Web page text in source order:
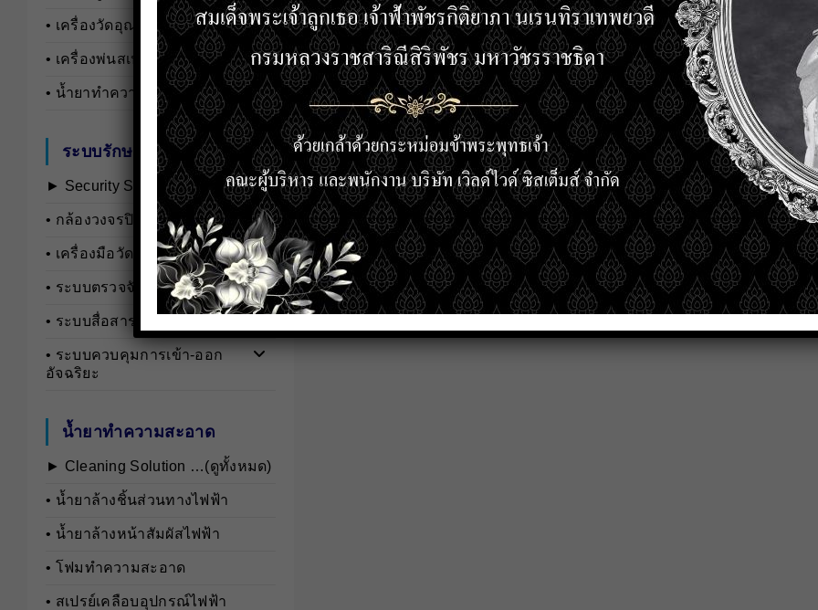
• เครื่องวัดอุณหภูมิ
• เครื่องพ่นสเปรย์
• น้ำยาทำความสะอาดเชื้อโรค
ระบบรักษาความปลอดภัย
► Security Systems …(ดูทั้งหมด)
• กล้องวงจรปิดและอุปกรณ์เสริม
• เครื่องมือวัดอุตสาหกรรม
• ระบบตรวจจับและวิเคราะห์บุคคล
• ระบบสื่อสารและอินเตอร์คอม
• ระบบควบคุมการเข้า-ออก
อัจฉริยะ
น้ำยาทำความสะอาด
► Cleaning Solution …(ดูทั้งหมด)
• นํ้ายาล้างชิ้นส่วนทางไฟฟ้า
• นํ้ายาล้างหน้าสัมผัสไฟฟ้า
• โฟมทำความสะอาด
• สเปรย์เคลือบอุปกรณ์ไฟฟ้า